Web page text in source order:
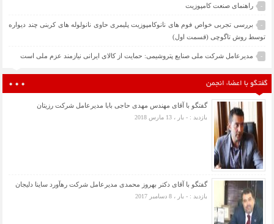
- راهنمای صنعت کامپوزیت
-
بررسی تجربی خواص فوم های نانوکامپوزیت پلیمری حاوی نانولوله های کربنی چند دیواره
توسط روش تاگوچی (قسمت اول)
- مدیرعامل شرکت ملی صنایع پتروشیمی: حمایت از کالای ایرانی نیازمند عزم ملی است
گفتگو با اعضاء انجمن
گفتگو با آقای مهندس مهدی حاجی بابا مدیرعامل شرکت رزیتان
بازدید : - بار ، 13 مارس 2018
گفتگو با آقای دکتر بهروز محمدی مدیرعامل شرکت رهآورد ساینا دلیجان
بازدید : - بار ، 8 دسامبر 2017